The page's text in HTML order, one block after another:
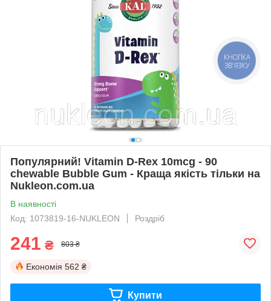
Популярний! Vitamin D-Rex 10mcg - 90
сhewable Bubble Gum - Краща якість тільки на
Nukleon.com.ua
В наявності
Код: 1073819-16-NUKLEON
Роздріб
241 ₴ 803 ₴
Економія 562 ₴
Купити
КНОПКА
ЗВ'ЯЗКУ